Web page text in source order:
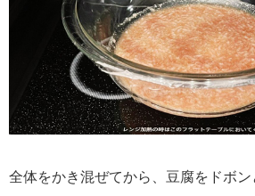
全体をかき混ぜてから、豆腐をドボン